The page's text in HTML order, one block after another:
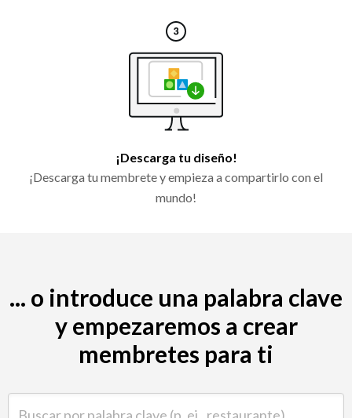
¡Descarga tu diseño!
¡Descarga tu membrete y empieza a compartirlo con el
mundo!
... o introduce una palabra clave
y empezaremos a crear
membretes para ti